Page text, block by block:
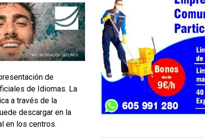
de
de Idiomas. La
a través de la
descargar en la
en los centros.